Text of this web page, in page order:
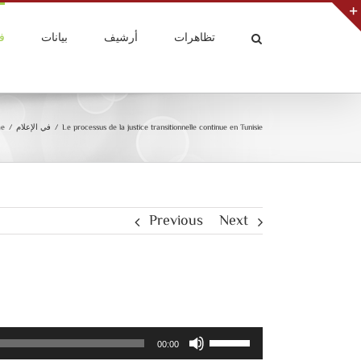
بيانات أرشيف تظاهرات
/ في الإعلام / Le processus de la justice transitionnelle continue en Tunisie
Previous Next
00:00
Utilisez